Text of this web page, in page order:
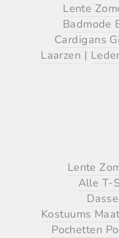
Lente
Badmode
Cardigans
Laarzen | Leder
Lente
Alle T-
Kostuums
Pochetten